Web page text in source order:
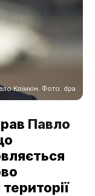
Клімкін. Фото: dpa
Павло